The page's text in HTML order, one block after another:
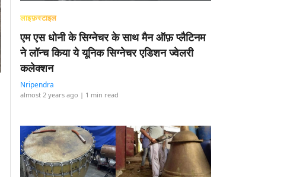
लाइफ़स्टाइल
एम एस धोनी के सिग्नेचर के साथ मैन ऑफ़ प्लैटिनम
ने लॉन्च किया ये यूनिक सिग्नेचर एडिशन ज्वेलरी
कलेक्शन
Nripendra
almost 2 years ago | 1 min read